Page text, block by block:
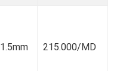
1.5mm 215.000/MD